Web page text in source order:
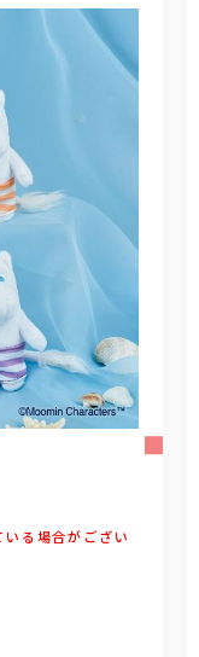
る場合がござい